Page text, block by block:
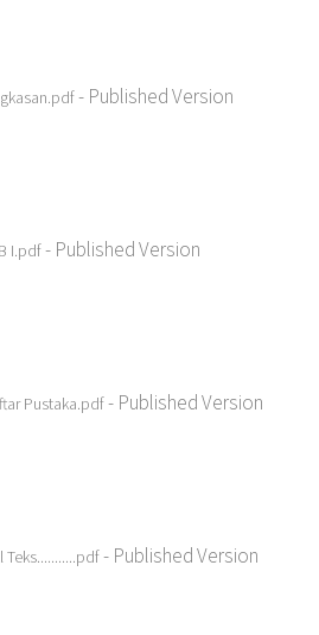
- Published Version
I.pdf- Published Version
Pustaka.pdf- Published Version
Teks...........pdf- Published Version